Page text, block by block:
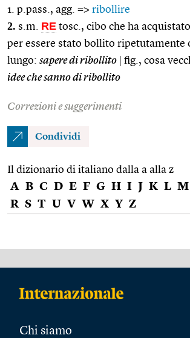
1. p.pass., agg. => ribollire
2. s.m. RE tosc., cibo che ha
per essere stato bollito ripetutamente
lungo: sapere di ribollito
fig., cosa
idee che sanno di ribollito
Correzioni e suggerimenti
Condividi
Il dizionario di italiano dalla a alla z
A B C D E F G H I J K L M
R S T U V W X Y Z
Chi siamo